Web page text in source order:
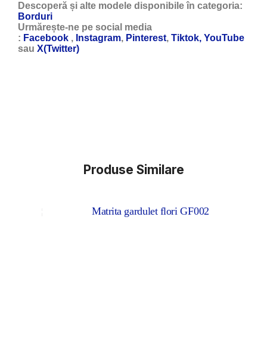
Descoperă și alte modele disponibile în categoria:
Borduri
Urmărește-ne pe social media
: Facebook , Instagram, Pinterest, Tiktok, YouTube
sau X(Twitter)
Produse Similare